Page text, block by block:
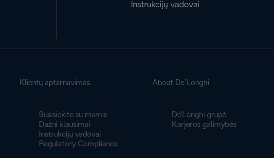
Instrukcijų vadovai
Klientų aptarnavimas
Susisiekite su mumis
Dažni klausimai
Instrukcijų vadovai
Regulatory Compliance
About De’Longhi
De'Longhi grupė
Karjeros galimybės